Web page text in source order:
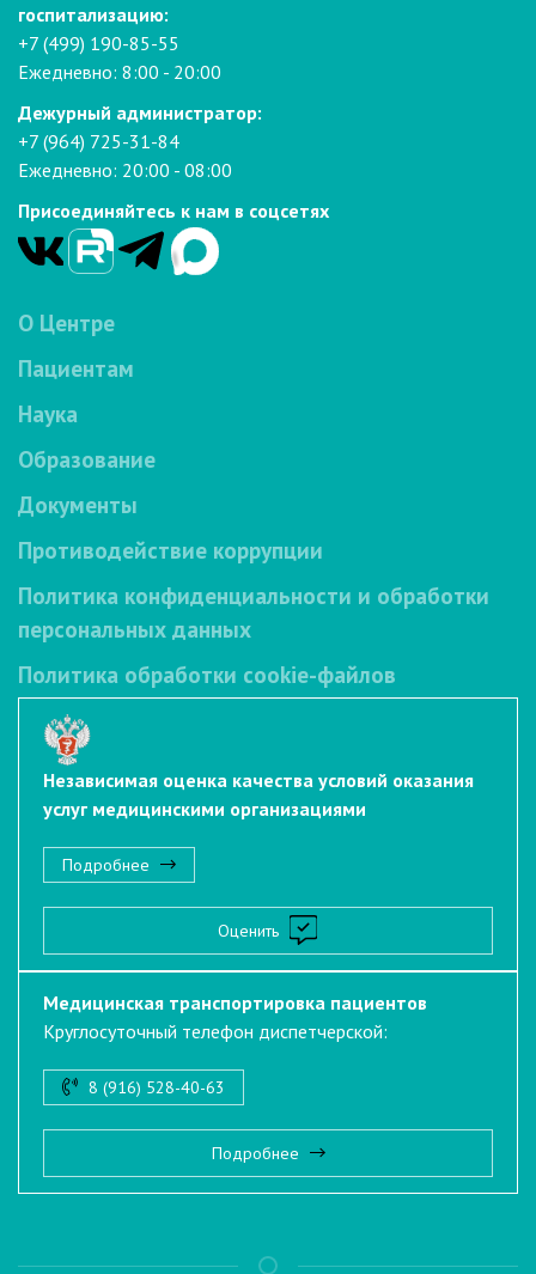
госпитализацию:
+7 (499) 190-85-55
Ежедневно: 8:00 - 20:00
Дежурный администратор:
+7 (964) 725-31-84
Ежедневно: 20:00 - 08:00
Присоединяйтесь к нам в соцсетях
О Центре
Пациентам
Наука
Образование
Документы
Противодействие коррупции
Политика конфиденциальности и обработки
персональных данных
Политика обработки cookie-файлов
Независимая оценка качества условий оказания
услуг медицинскими организациями
Подробнее
Оценить
Медицинская транспортировка пациентов
Круглосуточный телефон диспетчерской:
8 (916) 528-40-63
Подробнее